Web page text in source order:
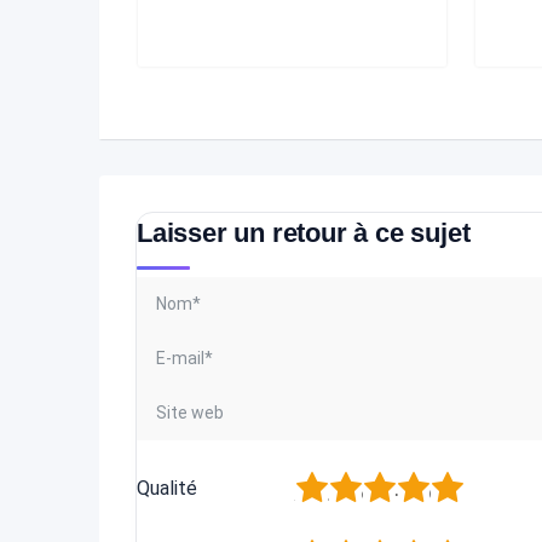
Laisser un retour à ce sujet
Qualité 5
4
3
2